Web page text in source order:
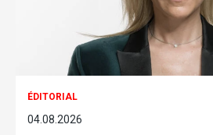
ÉDITORIAL
04.08.2026